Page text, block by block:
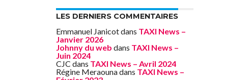
LES DERNIERS COMMENTAIRES
Emmanuel Janicotdans TAXI News –
Janvier 2026
Johnny du web dans TAXI News –
Juin 2024
CJC dans TAXI News – Avril 2024
Régine Meraounadans TAXI News –